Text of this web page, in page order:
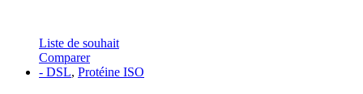
Liste de souhait
Comparer
- DSL, Protéine ISO